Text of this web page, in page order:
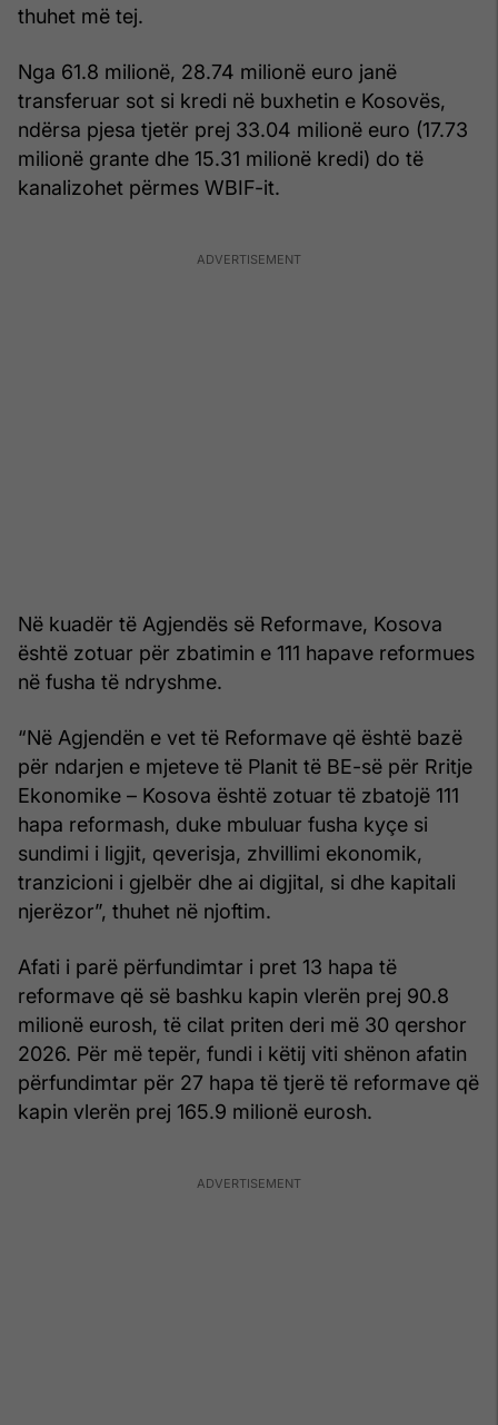
thuhet më tej.
Nga 61.8 milionë, 28.74 milionë euro janë
transferuar sot si kredi në buxhetin e Kosovës,
ndërsa pjesa tjetër prej 33.04 milionë euro (17.73
milionë grante dhe 15.31 milionë kredi) do të
kanalizohet përmes WBIF-it.
Në kuadër të Agjendës së Reformave, Kosova
është zotuar për zbatimin e 111 hapave reformues
në fusha të ndryshme.
“Në Agjendën e vet të Reformave që është bazë
për ndarjen e mjeteve të Planit të BE-së për Rritje
Ekonomike – Kosova është zotuar të zbatojë 111
hapa reformash, duke mbuluar fusha kyçe si
sundimi i ligjit, qeverisja, zhvillimi ekonomik,
tranzicioni i gjelbër dhe ai digjital, si dhe kapitali
njerëzor”, thuhet në njoftim.
Afati i parë përfundimtar i pret 13 hapa të
reformave që së bashku kapin vlerën prej 90.8
milionë eurosh, të cilat priten deri më 30 qershor
2026. Për më tepër, fundi i këtij viti shënon afatin
përfundimtar për 27 hapa të tjerë të reformave që
kapin vlerën prej 165.9 milionë eurosh.